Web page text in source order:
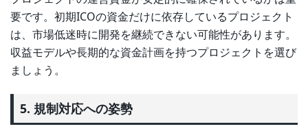
要です。初期ICOの資金だけに依存しているプロジェクト
は、市場低迷時に開発を継続できない可能性があります。
収益モデルや長期的な資金計画を持つプロジェクトを選び
ましょう。
5. 規制対応への姿勢